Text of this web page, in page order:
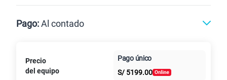
Paga solo
25GBen alta velocidad
S/
Pago:Al contado
Al contado Cuotas Claro
intereses
Precio
del equipo
Pago único
S/ 5199.00